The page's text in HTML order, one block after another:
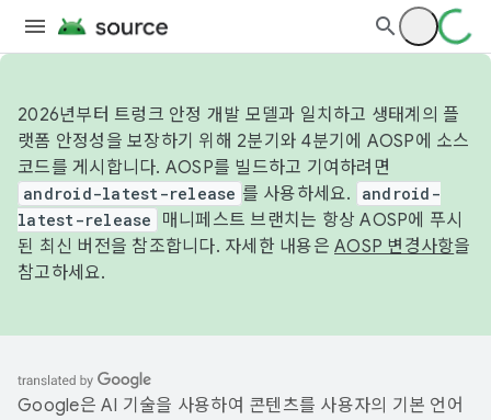
2026년부터 트렁크 안정 개발 모델과 일치하고 생태계의 플
랫폼 안정성을 보장하기 위해 2분기와 4분기에 AOSP에 소스
코드를 게시합니다. AOSP를 빌드하고 기여하려면
android-latest-release 를 사용하세요.
android-
latest-release
매니페스트 브랜치는 항상 AOSP에 푸시
된 최신 버전을 참조합니다. 자세한 내용은 AOSP 변경사항을
참고하세요.
Google은 AI 기술을 사용하여 콘텐츠를 사용자의 기본 언어